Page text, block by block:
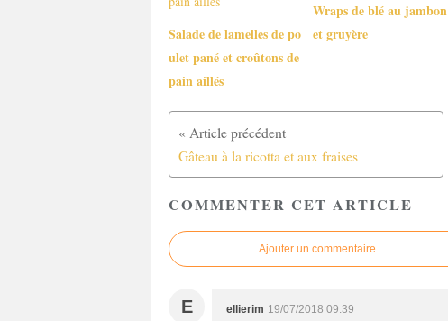
Salade de lamelles de po
ulet pané et croûtons de
pain aillés
Wraps de blé au jambon
et gruyère
Gâteau à la ricotta et aux fraises
COMMENTER CET ARTICLE
Ajouter un commentaire
E ellierim 19/07/2018 09:39